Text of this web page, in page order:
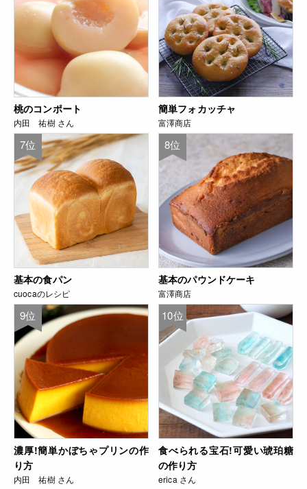
桃のコンポート
内田 祐樹 さん
簡単フォカッチャ
富澤商店
7位
基本の食パン
cuocaのレシピ
8位
基本のパウンドケーキ
富澤商店
9位
濃厚!簡単かぼちゃプリンの作
り方
内田 祐樹 さん
10位
食べられる宝石!可愛い琥珀糖
の作り方
erica さん